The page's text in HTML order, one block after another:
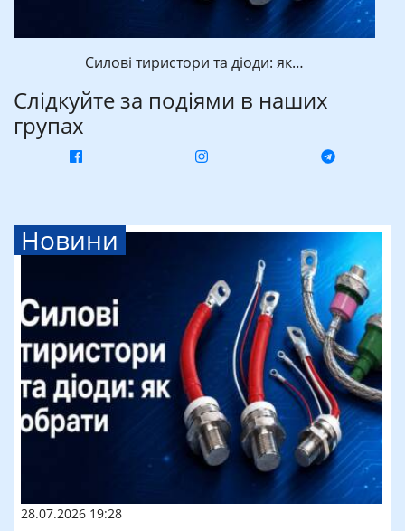
Силові тиристори та діоди: як…
Слідкуйте за подіями в наших
групах
Новини
28.07.2026 19:28